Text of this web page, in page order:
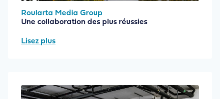
Roularta Media Group
Une collaboration des plus réussies
Lisez plus